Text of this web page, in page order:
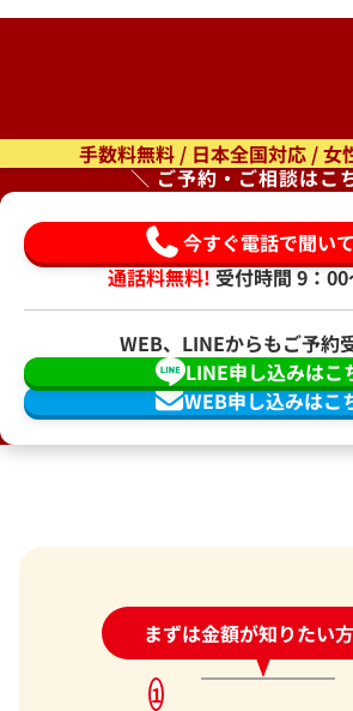
手数料無料 / 日本全国対応 / 女
＼ ご予約・ご相談はこ
今すぐ電話で聞い
通話料無料!受付時間 9：00
WEB、LINEからもご予約
WEB申し込みはこ
LINE申し込みはこ
まずは金額が知りたい
24時間受付中!問い合わせ
1